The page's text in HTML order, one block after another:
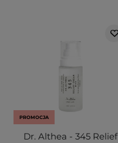
PROMOCJA
Dr. Althea - 345 Relief